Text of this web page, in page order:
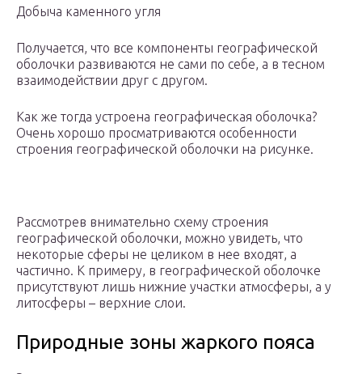
Добыча каменного угля
Получается, что все компоненты географической
оболочки развиваются не сами по себе, а в тесном
взаимодействии друг с другом.
Как же тогда устроена географическая оболочка?
Очень хорошо просматриваются особенности
строения географической оболочки на рисунке.
Рассмотрев внимательно схему строения
географической оболочки, можно увидеть, что
некоторые сферы не целиком в нее входят, а
частично. К примеру, в географической оболочке
присутствуют лишь нижние участки атмосферы, а у
литосферы – верхние слои.
Природные зоны жаркого пояса